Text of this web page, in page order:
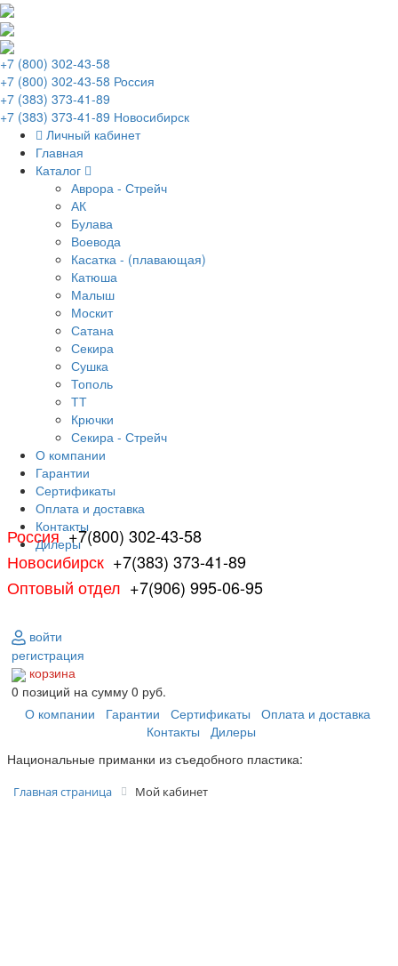
+7 (800) 302-43-58
+7 (800) 302-43-58 Россия
+7 (383) 373-41-89
+7 (383) 373-41-89 Новосибирск
Личный кабинет
Главная
Каталог
Аврора - Стрейч
АК
Булава
Воевода
Касатка - (плавающая)
Катюша
Малыш
Москит
Сатана
Секира
Сушка
Тополь
ТТ
Крючки
Секира - Стрейч
О компании
Гарантии
Сертификаты
Оплата и доставка
Контакты
Дилеры
Россия+7(800) 302-43-58
Новосибирск +7(383) 373-41-89
Оптовый отдел +7(906) 995-06-95
войти
регистрация
корзина
0 позиций на сумму 0 руб.
О компании
Гарантии Сертификаты
Оплата и доставка
Контакты
Дилеры
Национальные приманки из съедобного пластика:
Главная страница Мой кабинет